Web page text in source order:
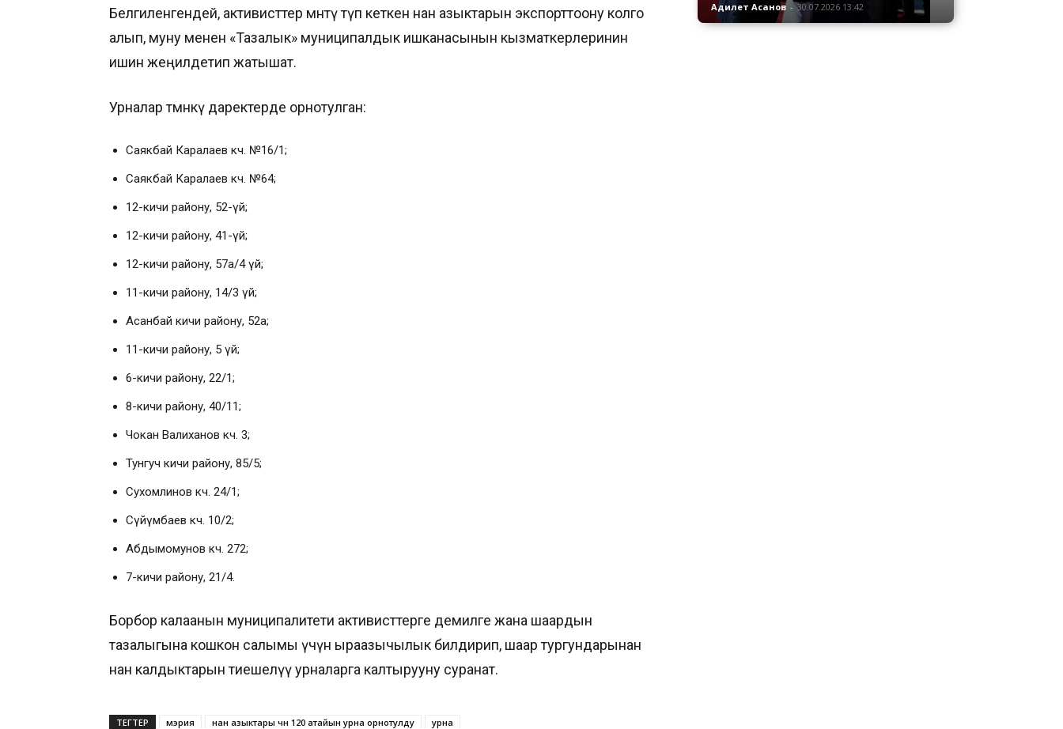
Белгиленгендей, активисттер мөөнөтү өтүп кеткен нан азыктарын экспорттоону колго
алып, муну менен «Тазалык» муниципалдык ишканасынын кызматкерлеринин
ишин жеңилдетип жатышат.
Урналар төмөнкү даректерде орнотулган:
Саякбай Каралаев көч. №16/1;
Саякбай Каралаев көч. №64;
12-кичи району, 52-үй;
12-кичи району, 41-үй;
12-кичи району, 57а/4 үй;
11-кичи району, 14/3 үй;
Асанбай кичи району, 52а;
11-кичи району, 5 үй;
6-кичи району, 22/1;
8-кичи району, 40/11;
Чокан Валиханов көч. 3;
Тунгуч кичи району, 85/5;
Сухомлинов көч. 24/1;
Сүйүмбаев көч. 10/2;
Абдымомунов көч. 272;
7-кичи району, 21/4.
Борбор калаанын муниципалитети активисттерге демилге жана шаардын
тазалыгына кошкон салымы үчүн ыраазычылык билдирип, шаар тургундарынан
нан калдыктарын тиешелүү урналарга калтырууну суранат.
ТЕГТЕР мэрия нан азыктары үчүн 120 атайын урна орнотулду урна
Адилет Асанов - 30.07.2026 13:42